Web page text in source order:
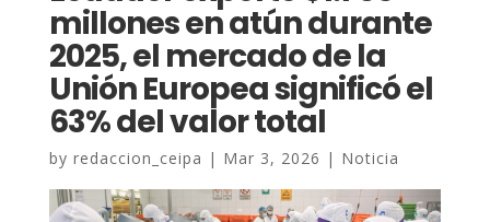
millones en atún durante
2025, el mercado de la
Unión Europea significó el
63% del valor total
by redaccion_ceipa | Mar 3, 2026 | Noticia